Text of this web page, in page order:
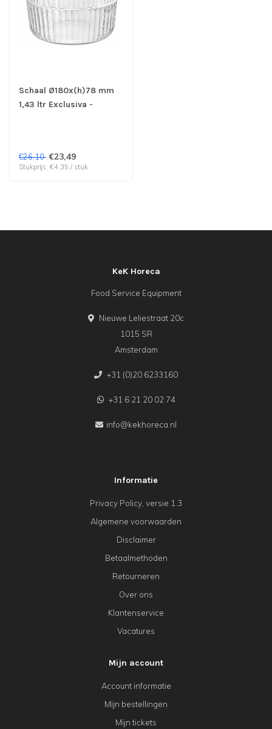
Schaal Ø180x(h)78 mm
1,43 ltr Exclusiva -
€26,10 €23,49
Stukprijs: €4,35 / stuk
KeK Horeca
Food Service Equipment
Nieuwe Leliestraat 20c
1015 SR
Amsterdam
+31 (0)20 6233160
+31 6 21 20 02 74
info@kekhoreca.nl
Informatie
Privacy Policy, versie 1.3
Algemene voorwaarden
Disclaimer
Betaalmethoden
Retourneren
Over ons
Klantenservice
Vacatures
Mijn account
Account informatie
Mijn bestellingen
Mijn tickets